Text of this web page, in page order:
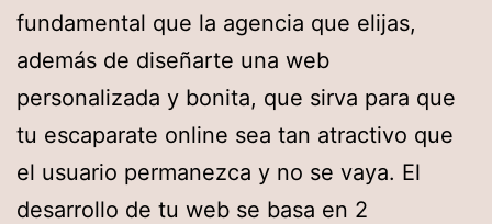
fundamental que la agencia que elijas,
además de diseñarte una web
personalizada y bonita, que sirva para que
tu escaparate online sea tan atractivo que
el usuario permanezca y no se vaya. El
desarrollo de tu web se basa en 2